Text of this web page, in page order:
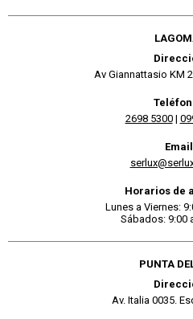
Av Giannattasio KM
2698 5300|
Horarios de
Lunes a Viernes:
Sábados: 9:00
PUNTA
Av. Italia 0035.